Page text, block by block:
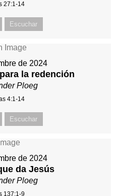
27:1-14
Escuchar
de 2024
la redención
Ploeg
4:1-14
Escuchar
de 2024
da Jesús
Ploeg
137:1-9